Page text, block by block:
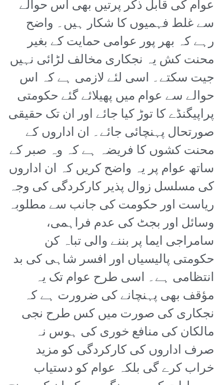
عوام کی قابل ذکر پرتیں بھی اس حوالے
سے غلط فہمیوں کا شکار ہیں۔ واضح
رہے کہ بھر پور عوامی حمایت کے بغیر
محنت کش یہ نجکاری مخالف لڑائی نہیں
جیت سکتے۔ اسی لئے لازمی ہے کہ اس
حوالے سے عوام میں پھیلائے گئے حکومتی
پراپیگنڈے کا توڑ کیا جائے اور ان تک حقیقی
صورتحال پہنچائی جائے۔ ان اداروں کے
محنت کشوں کا فریضہ ہے کہ وہ صبر کے
ساتھ عوام پر یہ واضح کریں کہ ان اداروں
کی مسلسل زوال پذیر کارکردگی کی وجہ
ریاست اور حکومت کی جانب سے مطلوبہ
وسائل اور بجٹ کی عدم فراہمی،
سامراجی ایما پر بننے والی تباہ کن
حکومتی پالیسیاں اور افسر شاہی کی بد
انتظامی ہے۔ اسی طرح عوام تک یہ
مؤقف بھی پہنچانے کی ضرورت ہے کہ
نجکاری کی صورت میں کس طرح نجی
مالکان کی منافع خوری کی ہوس نہ
صرف اداروں کی کارکردگی کو مزید
خراب کرے گی بلکہ عوام کو دستیاب